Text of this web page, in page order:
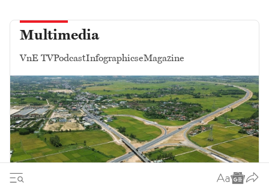
Multimedia
VnE TVPodcastInfographicseMagazine